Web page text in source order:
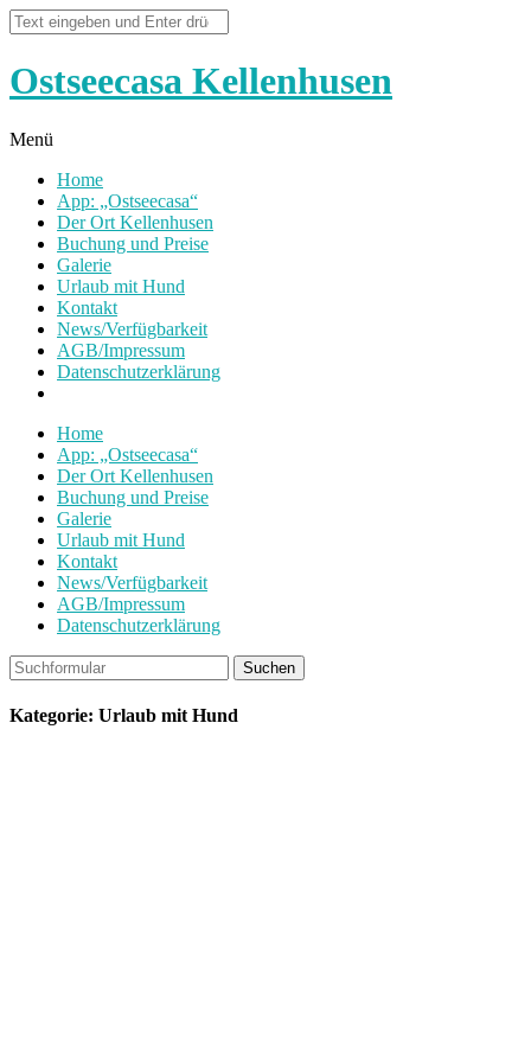
Ostseecasa Kellenhusen
Menü
Home
App: „Ostseecasa“
Der Ort Kellenhusen
Buchung und Preise
Galerie
Urlaub mit Hund
Kontakt
News/Verfügbarkeit
AGB/Impressum
Datenschutzerklärung
Home
App: „Ostseecasa“
Der Ort Kellenhusen
Buchung und Preise
Galerie
Urlaub mit Hund
Kontakt
News/Verfügbarkeit
AGB/Impressum
Datenschutzerklärung
Kategorie: Urlaub mit Hund